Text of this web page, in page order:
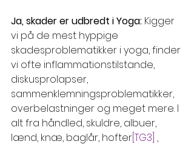
Ja, skader er udbredt i Yoga: Kigger
vi på de mest hyppige
skadesproblematikker i yoga, finder
vi ofte inflammationstilstande,
diskusprolapser,
sammenklemningsproblematikker,
overbelastninger og meget mere. I
alt fra håndled, skuldre, albuer,
lænd, knæ, baglår, hofter[TG3] ,